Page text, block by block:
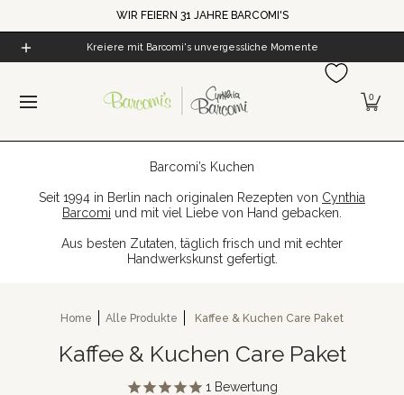
Zum Hauptinhalt springenWIR FEIERN 31 JAHRE BARCOMI'S
Alle Produkte Cynthia's Welt Barcomi's
Kreiere mit Barcomi's unvergessliche Momente
0
Barcomi’s Kuchen
Seit 1994 in Berlin nach originalen Rezepten von Cynthia
Barcomi und mit viel Liebe von Hand gebacken.
Aus besten Zutaten, täglich frisch und mit echter
Handwerkskunst gefertigt.
Home Alle Produkte Kaffee & Kuchen Care Paket
Kaffee & Kuchen Care Paket
1 Bewertung